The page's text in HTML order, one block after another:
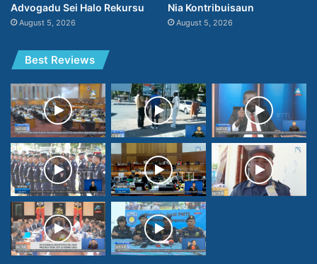
Advogadu Sei Halo Rekursu
August 5, 2026
Nia Kontribuisaun
August 5, 2026
Best Reviews